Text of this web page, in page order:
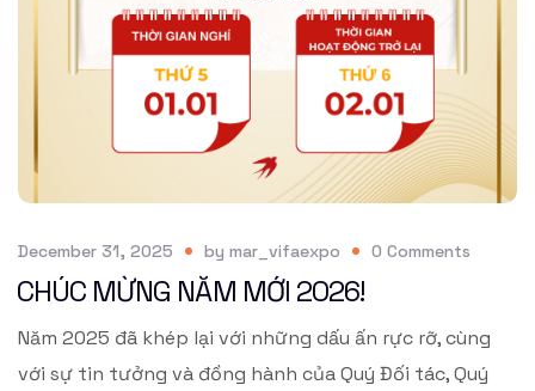
December 31, 2025 by mar_vifaexpo 0 Comments
CHÚC MỪNG NĂM MỚI 2026!
Năm 2025 đã khép lại với những dấu ấn rực rỡ, cùng
với sự tin tưởng và đồng hành của Quý Đối tác, Quý